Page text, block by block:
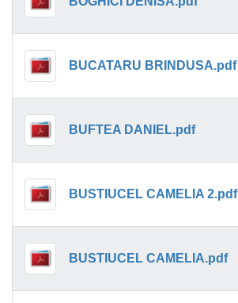
BUCATARU BRINDUSA.pdf
BUFTEA DANIEL.pdf
BUSTIUCEL CAMELIA 2.pdf
BUSTIUCEL CAMELIA.pdf